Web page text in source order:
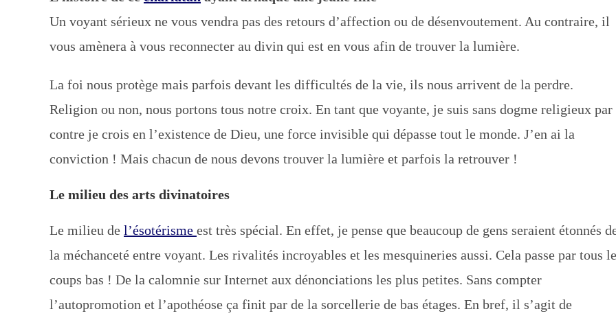
Un voyant sérieux ne vous vendra pas des retours d’affection ou de désenvoutement. Au contraire, il
vous amènera à vous reconnecter au divin qui est en vous afin de trouver la lumière.
La foi nous protège mais parfois devant les difficultés de la vie, ils nous arrivent de la perdre.
Religion ou non, nous portons tous notre croix. En tant que voyante, je suis sans dogme religieux par
contre je crois en l’existence de Dieu, une force invisible qui dépasse tout le monde. J’en ai la
conviction ! Mais chacun de nous devons trouver la lumière et parfois la retrouver !
Le milieu des arts divinatoires
Le milieu de l’ésotérisme est très spécial. En effet, je pense que beaucoup de gens seraient étonnés
la méchanceté entre voyant. Les rivalités incroyables et les mesquineries aussi. Cela passe par tous
coups bas ! De la calomnie sur Internet aux dénonciations les plus petites. Sans compter
l’autopromotion et l’apothéose ça finit par de la sorcellerie de bas étages. En bref, il s’agit de